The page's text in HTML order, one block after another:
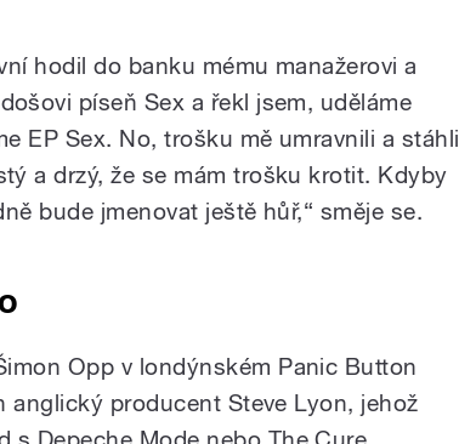
hodil do banku mému manažerovi a
píseň Sex a řekl jsem, uděláme
EP Sex. No, trošku mě umravnili a stáhli
a drzý, že se mám trošku krotit. Kdyby
bude jmenovat ještě hůř,“ směje se.
Opp v londýnském Panic Button
anglický producent Steve Lyon, jehož